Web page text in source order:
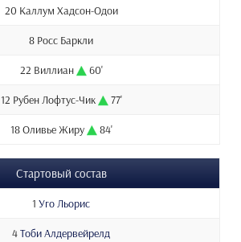
20 Каллум Хадсон-Одои
8 Росс Баркли
22 Виллиан 60'
12 Рубен Лофтус-Чик 77'
18 Оливье Жиру 84'
Стартовый состав
1 Уго Льорис
4Тоби Алдервейрелд